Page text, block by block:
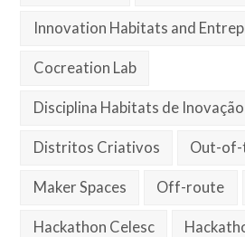
Innovation Habitats and
Cocreation Lab
Disciplina Habitats de Inovação
Distritos Criativos Out-of-
Maker Spaces Off-route
Hackathon Celesc